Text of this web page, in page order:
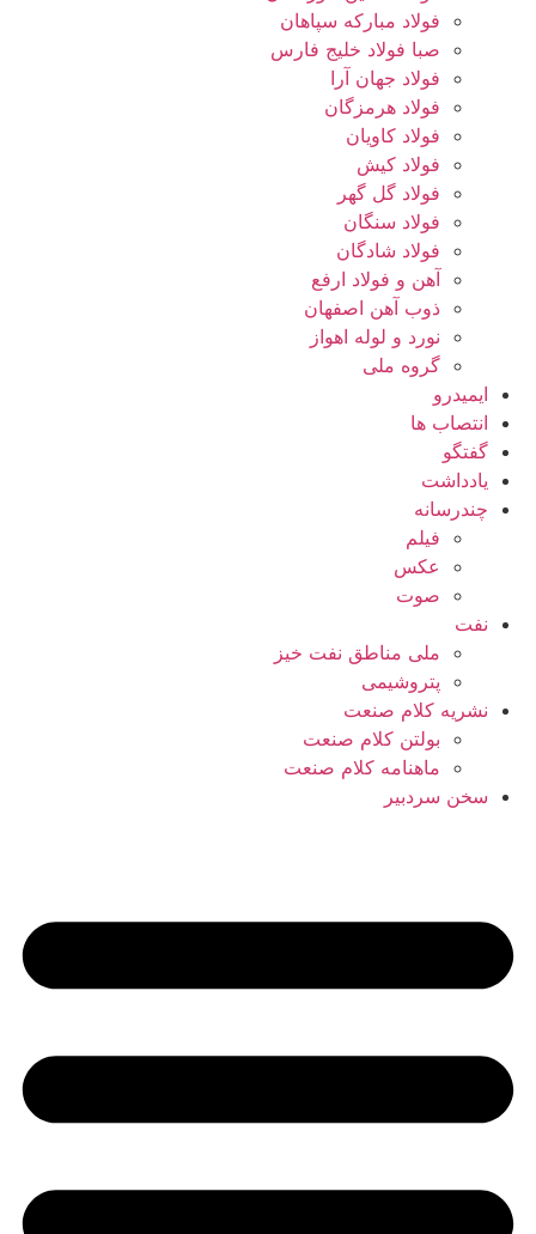
فولاد مبارکه سپاهان
صبا فولاد خلیج فارس
فولاد جهان آرا
فولاد هرمزگان
فولاد کاویان
فولاد کیش
فولاد گل گهر
فولاد سنگان
فولاد شادگان
آهن و فولاد ارفع
ذوب آهن اصفهان
نورد و لوله اهواز
گروه ملی
ایمیدرو
انتصاب ها
گفتگو
یادداشت
چندرسانه
فیلم
عکس
صوت
نفت
ملی مناطق نفت خیز
پتروشیمی
نشریه کلام صنعت
بولتن کلام صنعت
ماهنامه کلام صنعت
سخن سردبیر